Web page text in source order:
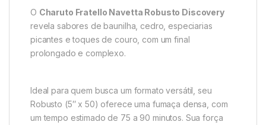
O Charuto Fratello Navetta Robusto Discovery
revela sabores de baunilha, cedro, especiarias
picantes e toques de couro, com um final
prolongado e complexo.
Ideal para quem busca um formato versátil, seu
Robusto (5″ x 50) oferece uma fumaça densa, com
um tempo estimado de 75 a 90 minutos. Sua força